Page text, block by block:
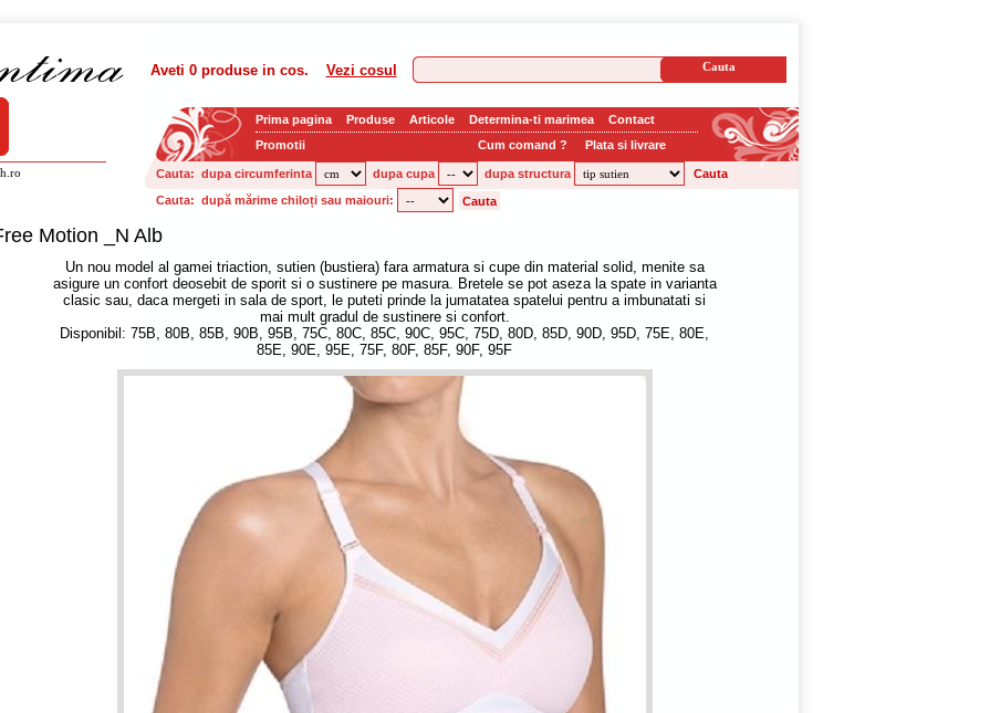
Aveti 0 produsein cos. Vezi cosul
Prima pagina Produse Articole Determina-ti marimea
Contact
Promotii
Cum comand ? Plata si livrare
Cauta: dupa circumferinta dupa cupa
dupa structura
Cauta: după mărime chiloți sau maiouri:
Motion _N Alb
Un nou model al gamei triaction, sutien (bustiera) fara armatura si cupe din material solid, menite sa
asigure un confort deosebit de sporit si o sustinere pe masura. Bretele se pot aseza la spate in varianta
clasic sau, daca mergeti in sala de sport, le puteti prinde la jumatatea spatelui pentru a imbunatati si
mai mult gradul de sustinere si confort.
Disponibil: 75B, 80B, 85B, 90B, 95B, 75C, 80C, 85C, 90C, 95C, 75D, 80D, 85D, 90D, 95D, 75E, 80E,
85E, 90E, 95E, 75F, 80F, 85F, 90F, 95F